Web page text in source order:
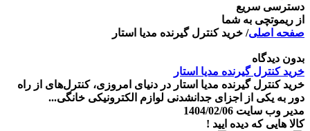
دسترسی سریع
از ریموتچی به شما
صفحه اصلی/ خرید کنترل گیرنده مدیا استار
بدون دیدگاه
خرید کنترل گیرنده مدیا استار
خرید کنترل گیرنده مدیا استار در دنیای امروزی، کنترل‌های از راه
دور به یکی از اجزای جدانشدنی لوازم الکترونیکی خانگی...
مدیر وب سایت 1404/02/06
کالا هایی که دیده ایید !